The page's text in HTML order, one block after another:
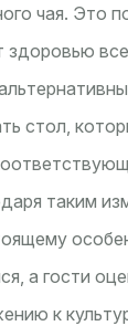
чая. Это
здоровью
стол,
таким
а гости
к